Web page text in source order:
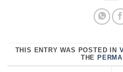
THIS ENTRY WAS POSTED IN
THE